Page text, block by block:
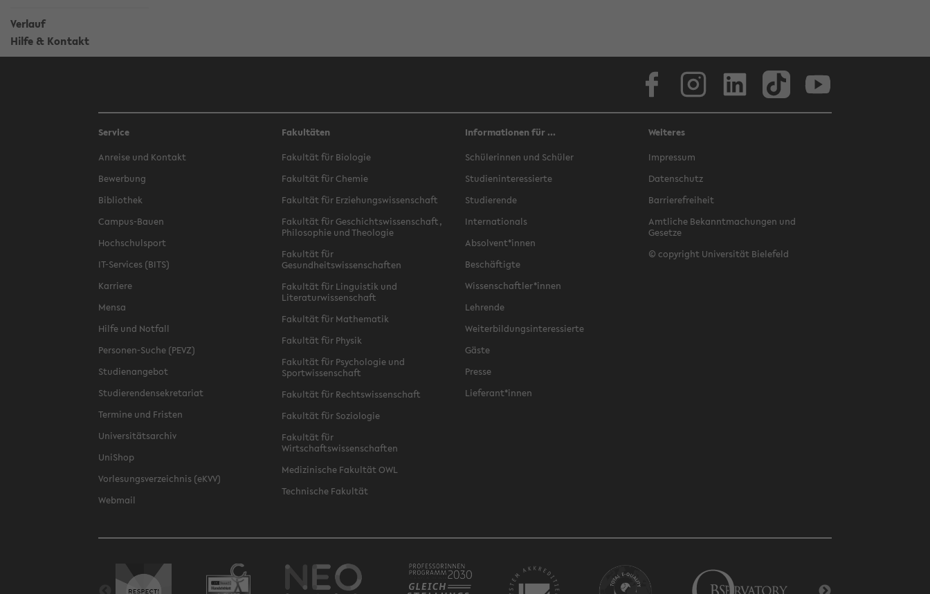
Verlauf
Hilfe & Kontakt
Service
Anreise und Kontakt
Bewerbung
Bibliothek
Campus-Bauen
Hochschulsport
IT-Services (BITS)
Karriere
Mensa
Hilfe und Notfall
Personen-Suche (PEVZ)
Studienangebot
Studierendensekretariat
Termine und Fristen
Universitätsarchiv
UniShop
Vorlesungsverzeichnis (eKVV)
Webmail
Fakultäten
Fakultät für Biologie
Fakultät für Chemie
Fakultät für Erziehungswissenschaft
Fakultät für Geschichtswissenschaft,
Philosophie und Theologie
Fakultät für
Gesundheitswissenschaften
Fakultät für Linguistik und
Literaturwissenschaft
Fakultät für Mathematik
Fakultät für Physik
Fakultät für Psychologie und
Sportwissenschaft
Fakultät für Rechtswissenschaft
Fakultät für Soziologie
Fakultät für
Wirtschaftswissenschaften
Medizinische Fakultät OWL
Technische Fakultät
Informationen für ...
Schülerinnen und Schüler
Studieninteressierte
Studierende
Internationals
Absolvent*innen
Beschäftigte
Wissenschaftler*innen
Lehrende
Weiterbildungsinteressierte
Gäste
Presse
Lieferant*innen
Weiteres
Impressum
Datenschutz
Barrierefreiheit
Amtliche Bekanntmachungen und
Gesetze
© copyright Universität Bielefeld